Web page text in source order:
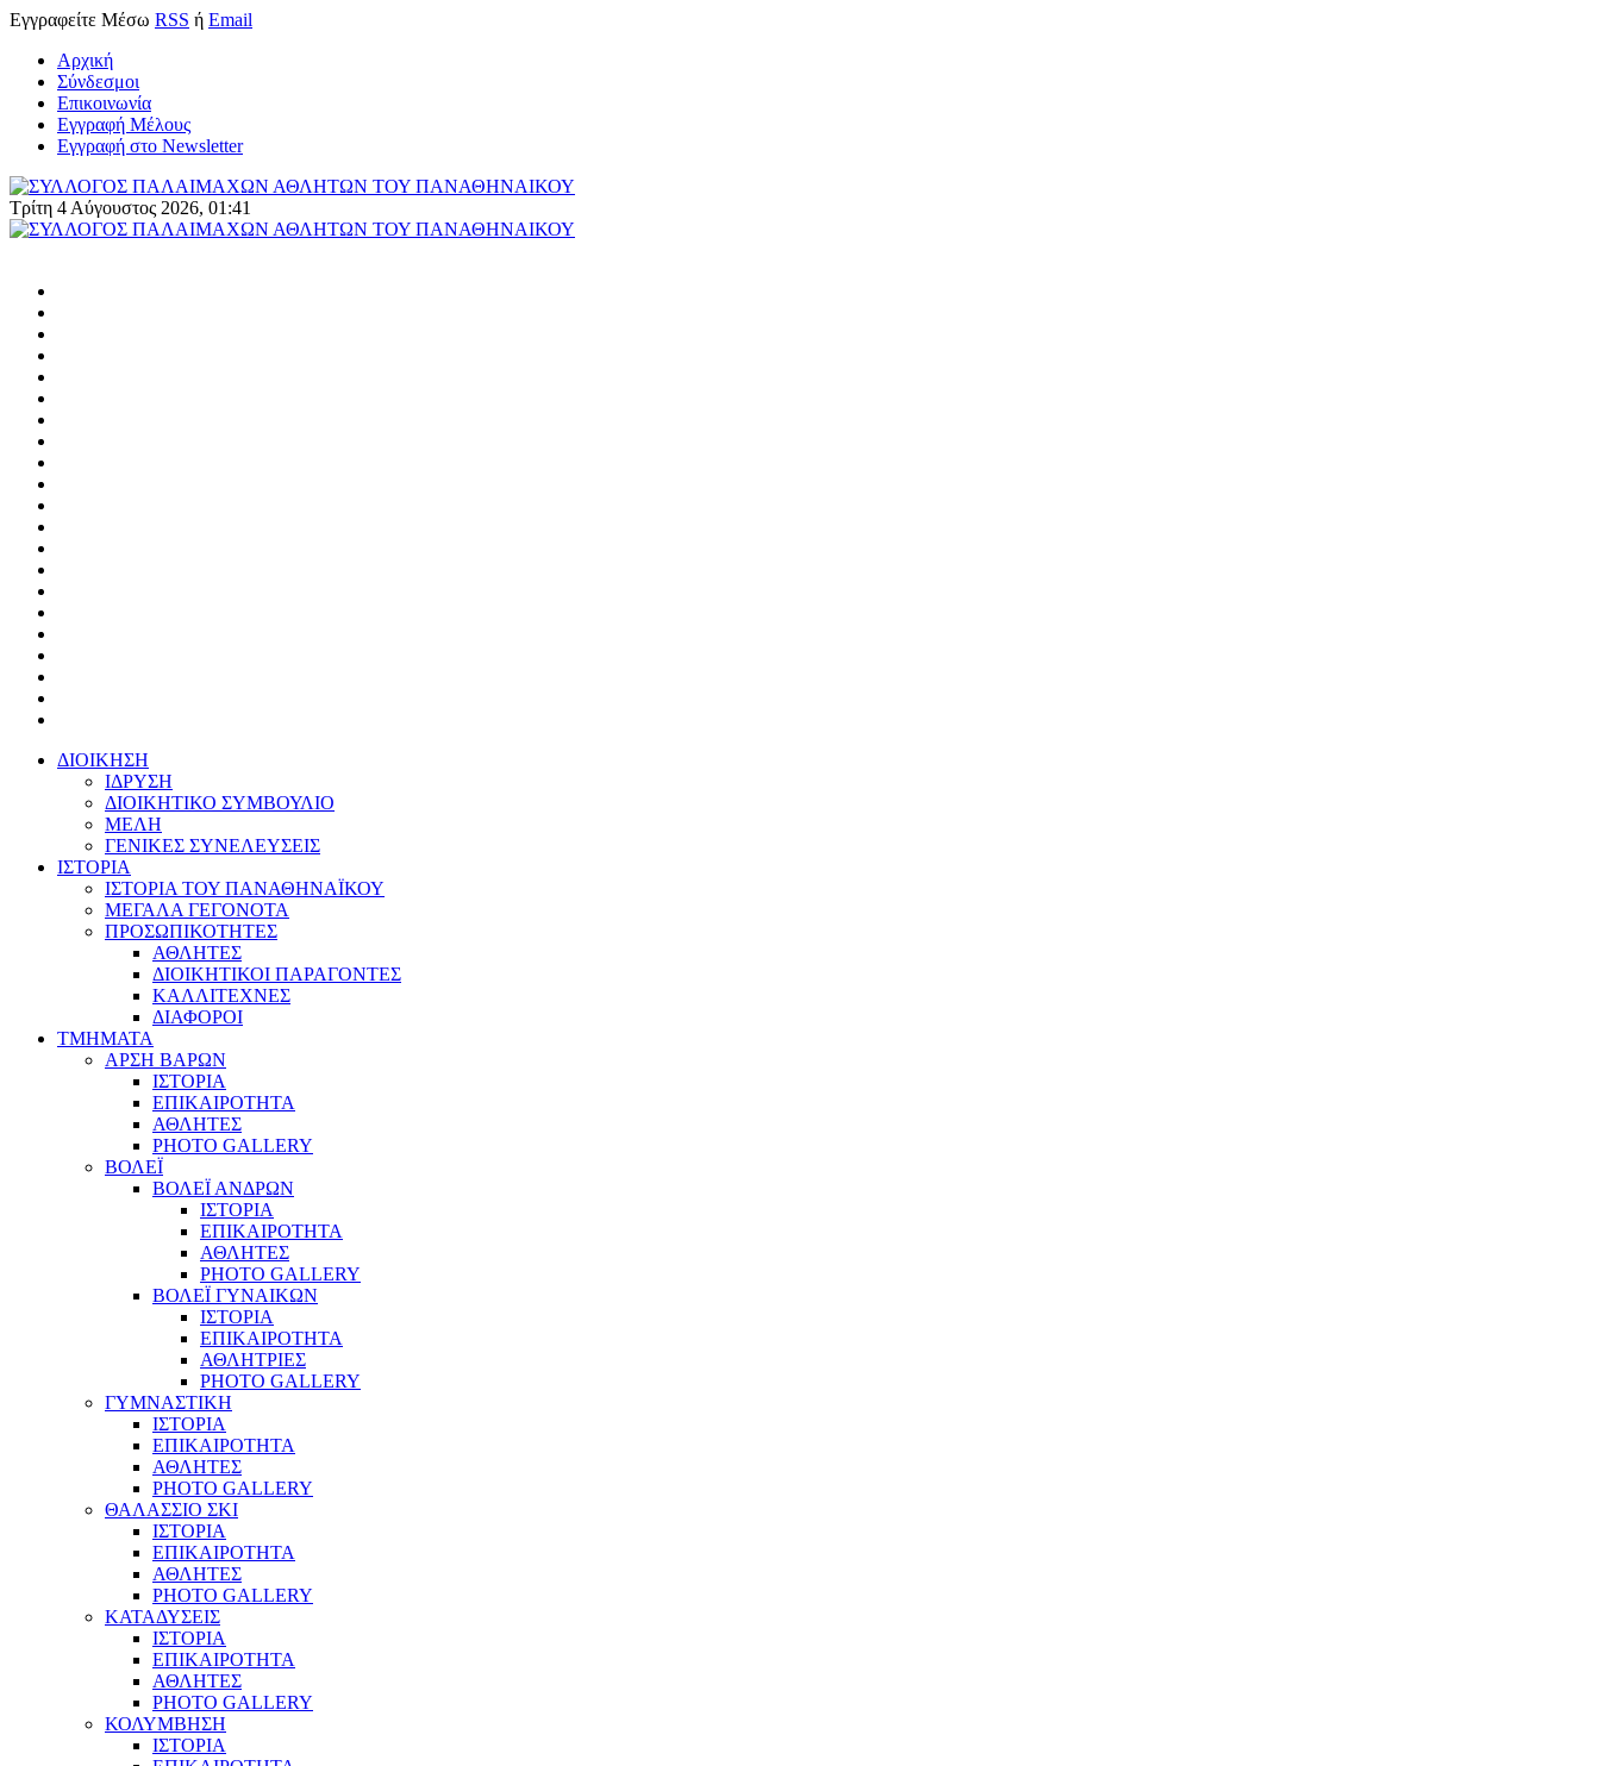
Εγγραφείτε Μέσω RSS ή Email
Αρχική
Σύνδεσμοι
Επικοινωνία
Εγγραφή Μέλους
Εγγραφή στο Newsletter
Τρίτη 4 Αύγουστος 2026, 01:41
ΔΙΟΙΚΗΣΗ
ΙΔΡΥΣΗ
ΔΙΟΙΚΗΤΙΚΟ ΣΥΜΒΟΥΛΙΟ
ΜΕΛΗ
ΓΕΝΙΚΕΣ ΣΥΝΕΛΕΥΣΕΙΣ
ΙΣΤΟΡΙΑ
ΙΣΤΟΡΙΑ ΤΟΥ ΠΑΝΑΘΗΝΑΪΚΟΥ
ΜΕΓΑΛΑ ΓΕΓΟΝΟΤΑ
ΠΡΟΣΩΠΙΚΟΤΗΤΕΣ
ΑΘΛΗΤΕΣ
ΔΙΟΙΚΗΤΙΚΟΙ ΠΑΡΑΓΟΝΤΕΣ
ΚΑΛΛΙΤΕΧΝΕΣ
ΔΙΑΦΟΡΟΙ
ΤΜΗΜΑΤΑ
ΑΡΣΗ ΒΑΡΩΝ
ΙΣΤΟΡΙΑ
ΕΠΙΚΑΙΡΟΤΗΤΑ
ΑΘΛΗΤΕΣ
PHOTO GALLERY
ΒΟΛΕΪ
ΒΟΛΕΪ ΑΝΔΡΩΝ
ΙΣΤΟΡΙΑ
ΕΠΙΚΑΙΡΟΤΗΤΑ
ΑΘΛΗΤΕΣ
PHOTO GALLERY
ΒΟΛΕΪ ΓΥΝΑΙΚΩΝ
ΙΣΤΟΡΙΑ
ΕΠΙΚΑΙΡΟΤΗΤΑ
ΑΘΛΗΤΡΙΕΣ
PHOTO GALLERY
ΓΥΜΝΑΣΤΙΚΗ
ΙΣΤΟΡΙΑ
ΕΠΙΚΑΙΡΟΤΗΤΑ
ΑΘΛΗΤΕΣ
PHOTO GALLERY
ΘΑΛΑΣΣΙΟ ΣΚΙ
ΙΣΤΟΡΙΑ
ΕΠΙΚΑΙΡΟΤΗΤΑ
ΑΘΛΗΤΕΣ
PHOTO GALLERY
ΚΑΤΑΔΥΣΕΙΣ
ΙΣΤΟΡΙΑ
ΕΠΙΚΑΙΡΟΤΗΤΑ
ΑΘΛΗΤΕΣ
PHOTO GALLERY
ΚΟΛΥΜΒΗΣΗ
ΙΣΤΟΡΙΑ